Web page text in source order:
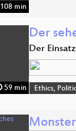
108 min
59 min
Der
Der
Ethics,